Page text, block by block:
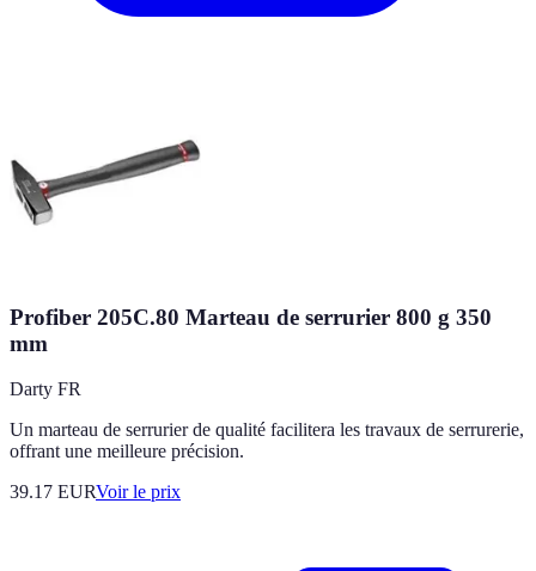
Profiber 205C.80 Marteau de serrurier 800 g 350
mm
Darty FR
Un marteau de serrurier de qualité facilitera les travaux de serrurerie,
offrant une meilleure précision.
39.17 EURVoir le prix